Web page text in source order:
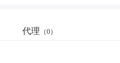
代理 （0）